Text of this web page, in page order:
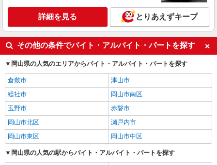
詳細を見る とりあえずキープ
その他の条件でバイト・アルバイト・パートを探す
岡山県の人気のエリアからバイト・アルバイト・パートを探す
倉敷市
津山市
総社市
岡山市南区
玉野市
赤磐市
岡山市北区
瀬戸内市
岡山市東区
岡山市中区
岡山県の人気の駅からバイト・アルバイト・パートを探す